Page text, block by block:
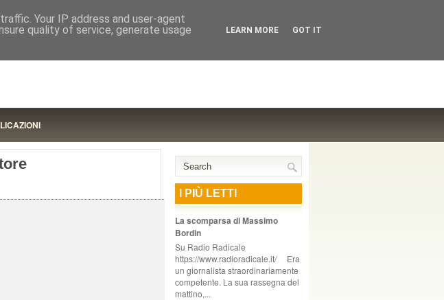
RISTORANTE COOPERATIVO, ZURIGO
I PIÙ LETTI
La scomparsa di Massimo
Bordin
Su Radio Radicale
https://www.radioradicale.it/ Era
un giornalista straordinariamente
competente. La sua rassegna del
mattino,...
Your IP address and user-agent
quality of service, generate usage
LEARN MORE GOT IT